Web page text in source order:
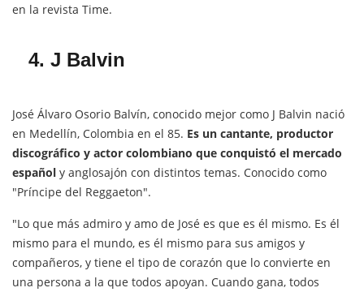
en la revista Time.
4. J Balvin
José Álvaro Osorio Balvín, conocido mejor como J Balvin nació
en Medellín, Colombia en el 85. Es un cantante, productor
discográfico y actor colombiano que conquistó el mercado
español y anglosajón con distintos temas. Conocido como
"Príncipe del Reggaeton".
"Lo que más admiro y amo de José es que es él mismo. Es él
mismo para el mundo, es él mismo para sus amigos y
compañeros, y tiene el tipo de corazón que lo convierte en
una persona a la que todos apoyan. Cuando gana, todos